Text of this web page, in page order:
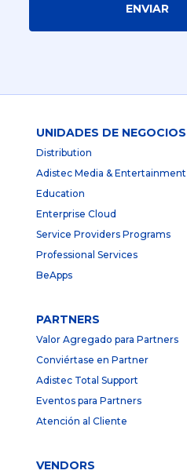
ENVIAR
UNIDADES DE NEGOCIOS
Distribution
Adistec Media & Entertainment
Education
Enterprise Cloud
Service Providers Programs
Professional Services
BeApps
PARTNERS
Valor Agregado para Partners
Conviértase en Partner
Adistec Total Support
Eventos para Partners
Atención al Cliente
VENDORS